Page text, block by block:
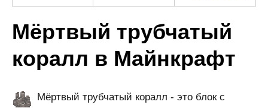
Мёртвый трубчатый
коралл в Майнкрафт
Мёртвый трубчатый коралл - это блок с